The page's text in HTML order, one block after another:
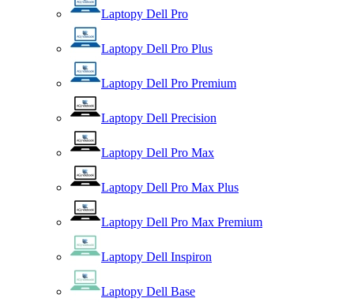
Laptopy Dell Pro
Laptopy Dell Pro Plus
Laptopy Dell Pro Premium
Laptopy Dell Precision
Laptopy Dell Pro Max
Laptopy Dell Pro Max Plus
Laptopy Dell Pro Max Premium
Laptopy Dell Inspiron
Laptopy Dell Base